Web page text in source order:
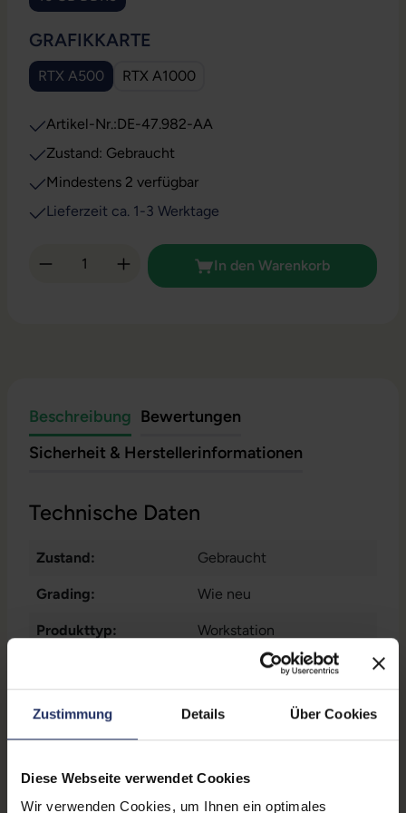
Zustimmung Details Über Cookies
Diese Webseite verwendet Cookies
Wir verwenden Cookies, um Ihnen ein optimales
GRAFIKKARTE
RTX A500 RTX A1000
Artikel-Nr.:DE-47.982-AA
Zustand: Gebraucht
Mindestens 2 verfügbar
Lieferzeit ca. 1-3 Werktage
Produkt Anzahl: Gib den gewünschten
In den Warenkorb
Beschreibung Bewertungen
Sicherheit & Herstellerinformationen
Technische Daten
Zustand: Gebraucht
Grading: Wie neu
Produkttyp: Workstation
1920 x 1200 WUXGA
Displayart: Mattes Display
Prozessor:
AMD Ryzen 7 Pro 7840HS
@ 5,1 GHz